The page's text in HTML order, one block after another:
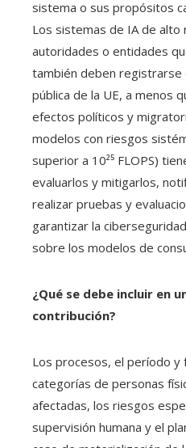
sistema o sus propósitos
Los sistemas de IA de
autoridades o entidades
también deben registrarse
pública de la UE, a menos
efectos políticos y
modelos con riesgos
superior a 10²⁵ FLOPS)
evaluarlos y mitigarlos,
realizar pruebas y
garantizar la
sobre los modelos de
¿Qué se debe incluir en
contribución?
Los procesos, el período y
categorías de personas
afectadas, los riesgos
supervisión humana y el